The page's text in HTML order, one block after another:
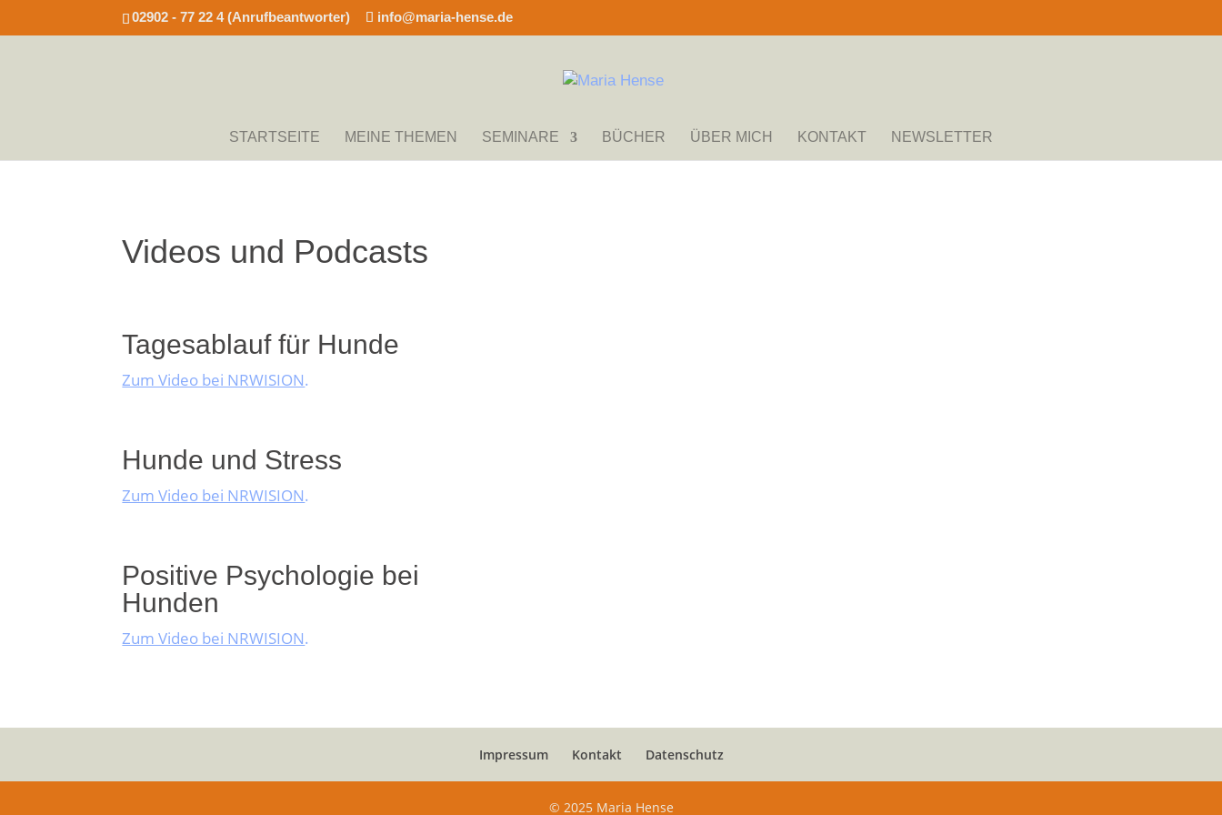
02902 - 77 22 4 (Anrufbeantworter) info@maria-hense.de
STARTSEITE MEINE THEMEN SEMINARE BÜCHER ÜBER MICH KONTAKT NEWSLETTER
Videos und Podcasts
Tagesablauf für Hunde
Zum Video bei NRWISION.
Hunde und Stress
Zum Video bei NRWISION.
Positive Psychologie bei
Hunden
Zum Video bei NRWISION.
Impressum Kontakt Datenschutz
© 2025 Maria Hense